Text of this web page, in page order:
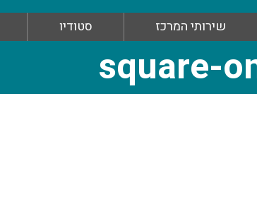
שירותי המרכז סטודיו
square-